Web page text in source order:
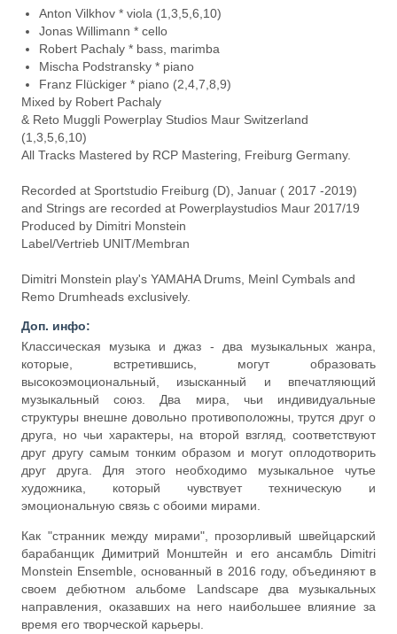
Anton Vilkhov * viola (1,3,5,6,10)
Jonas Willimann * cello
Robert Pachaly * bass, marimba
Mischa Podstransky * piano
Franz Flückiger * piano (2,4,7,8,9)
Mixed by Robert Pachaly
& Reto Muggli Powerplay Studios Maur Switzerland
(1,3,5,6,10)
All Tracks Mastered by RCP Mastering, Freiburg Germany.
Recorded at Sportstudio Freiburg (D), Januar ( 2017 -2019)
and Strings are recorded at Powerplaystudios Maur 2017/19
Produced by Dimitri Monstein
Label/Vertrieb UNIT/Membran
Dimitri Monstein play's YAMAHA Drums, Meinl Cymbals and
Remo Drumheads exclusively.
Доп. инфо:
Классическая музыка и джаз - два музыкальных жанра,
которые, встретившись, могут образовать
высокоэмоциональный, изысканный и впечатляющий
музыкальный союз. Два мира, чьи индивидуальные
структуры внешне довольно противоположны, трутся друг о
друга, но чьи характеры, на второй взгляд, соответствуют
друг другу самым тонким образом и могут оплодотворить
друг друга. Для этого необходимо музыкальное чутье
художника, который чувствует техническую и
эмоциональную связь с обоими мирами.
Как "странник между мирами", прозорливый швейцарский
барабанщик Димитрий Монштейн и его ансамбль Dimitri
Monstein Ensemble, основанный в 2016 году, объединяют в
своем дебютном альбоме Landscape два музыкальных
направления, оказавших на него наибольшее влияние за
время его творческой карьеры.